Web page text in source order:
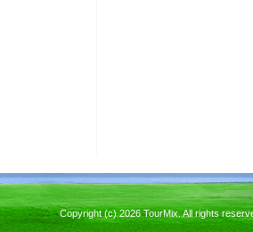
Copyright (c) 2026 TourMix. All rights